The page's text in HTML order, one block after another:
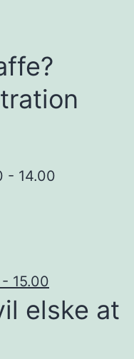
- 14.00
15.00
elske at